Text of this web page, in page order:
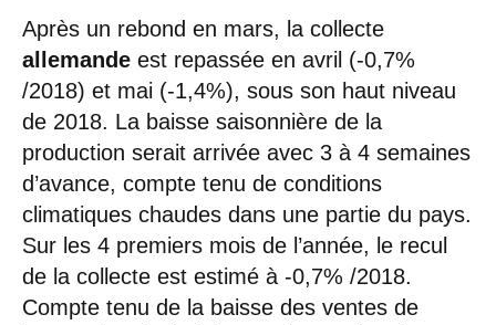
Après un rebond en mars, la collecte
allemande est repassée en avril (-0,7%
/2018) et mai (-1,4%), sous son haut niveau
de 2018. La baisse saisonnière de la
production serait arrivée avec 3 à 4 semaines
d’avance, compte tenu de conditions
climatiques chaudes dans une partie du pays.
Sur les 4 premiers mois de l’année, le recul
de la collecte est estimé à -0,7% /2018.
Compte tenu de la baisse des ventes de